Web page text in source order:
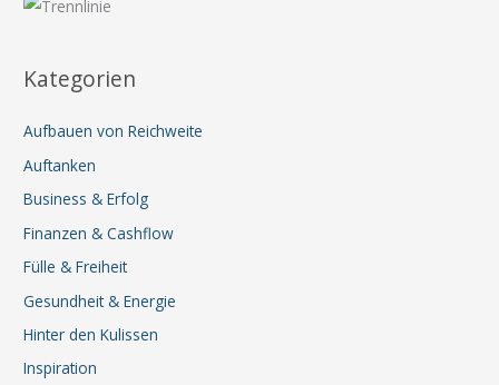
Kategorien
Aufbauen von Reichweite
Auftanken
Business & Erfolg
Finanzen & Cashflow
Fülle & Freiheit
Gesundheit & Energie
Hinter den Kulissen
Inspiration